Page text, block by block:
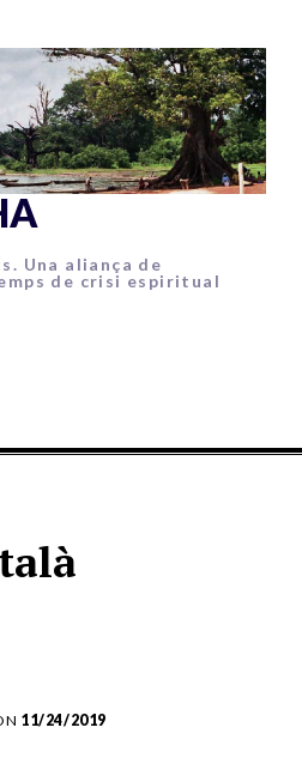
Una aliança de
de crisi espiritual
11/24/2019